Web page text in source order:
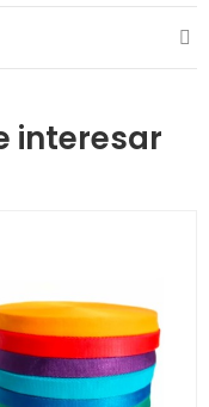
interesar